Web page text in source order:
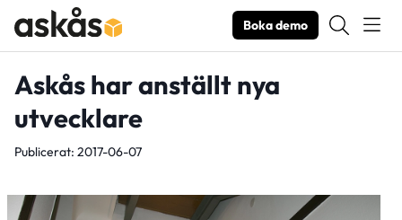
Boka demo
Askås har anställt nya
utvecklare
Publicerat: 2017-06-07